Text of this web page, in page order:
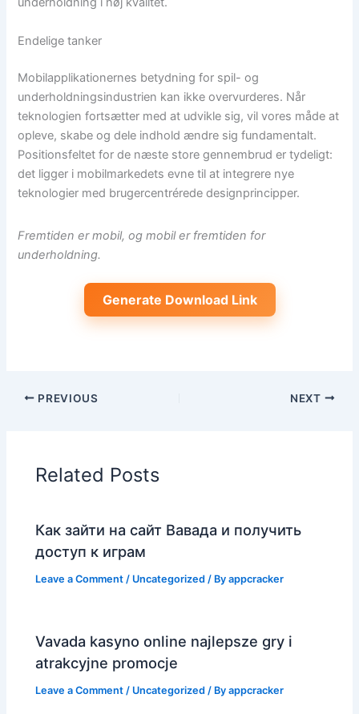
Endelige tanker
Mobilapplikationernes betydning for spil- og
underholdningsindustrien kan ikke overvurderes. Når
teknologien fortsætter med at udvikle sig, vil vores måde at
opleve, skabe og dele indhold ændre sig fundamentalt.
Positionsfeltet for de næste store gennembrud er tydeligt:
det ligger i mobilmarkedets evne til at integrere nye
teknologier med brugercentrérede designprincipper.
Fremtiden er mobil, og mobil er fremtiden for
underholdning.
Generate Download Link
PREVIOUS NEXT
Related Posts
Как зайти на сайт Вавада и получить
доступ к играм
Leave a Comment / Uncategorized / Byappcracker
Vavada kasyno online najlepsze gry i
atrakcyjne promocje
Leave a Comment / Uncategorized / Byappcracker